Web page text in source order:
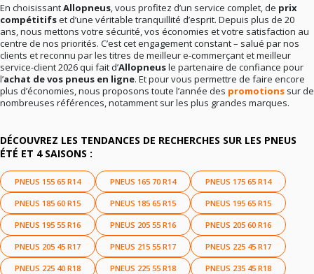
En choisissantAllopneus, vous profitez d’un service complet, de prix
compétitifset d’une véritable tranquillité d’esprit. Depuis plus de 20
ans, nous mettons votre sécurité, vos économies et votre satisfaction au
centre de nos priorités. C’est cet engagement constant – salué par nos
clients et reconnu par les titres de meilleur e-commerçant et meilleur
service-client 2026 qui fait d’Allopneusle partenaire de confiance pour
l’achat de vos pneus en ligne. Et pour vous permettre de faire encore
plus d’économies, nous proposons toute l’année des promotions sur de
nombreuses références, notamment sur les plus grandes marques.
DÉCOUVREZ LES TENDANCES DE RECHERCHES SUR LES PNEUS
ÉTÉ ET 4 SAISONS :
PNEUS 155 65 R14 PNEUS 165 70 R14 PNEUS 175 65 R14
PNEUS 185 60 R15 PNEUS 185 65 R15 PNEUS 195 65 R15
PNEUS 195 55 R16 PNEUS 205 55 R16 PNEUS 205 60 R16
PNEUS 205 45 R17 PNEUS 215 55 R17 PNEUS 225 45 R17
PNEUS 225 40 R18 PNEUS 225 55 R18 PNEUS 235 45 R18